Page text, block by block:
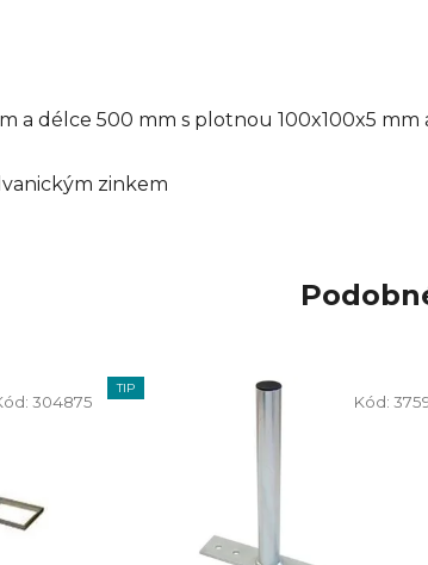
a délce 500 mm s plotnou 100x100x5 mm
zinkem
304875
TIP
Kód: